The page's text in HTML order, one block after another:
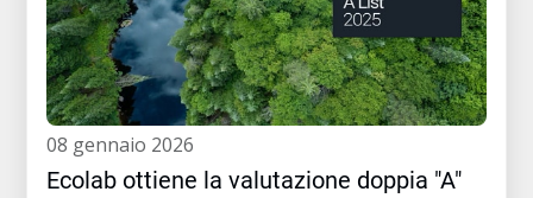
08 gennaio 2026
Ecolab ottiene la valutazione doppia "A"